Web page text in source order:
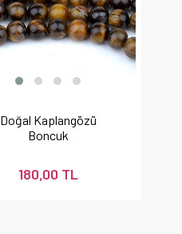
Doğal Kaplangözü
Boncuk
180,00 TL